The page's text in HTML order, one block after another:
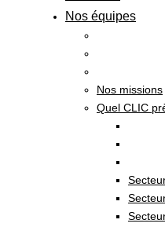
Nos équipes
Nos missions
Quel CLIC